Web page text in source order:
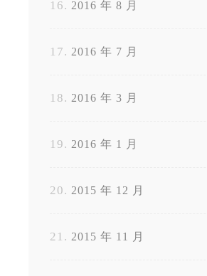
2016 年 8 月
2016 年 7 月
2016 年 3 月
2016 年 1 月
2015 年 12 月
2015 年 11 月